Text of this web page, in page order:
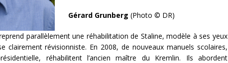
Gérard Grunberg (Photo © DR)
parallèlement une réhabilitation de Staline, modèle à ses yeux
clairement révisionniste. En 2008, de nouveaux manuels scolaires,
réhabilitent l’ancien maître du Kremlin. Ils abordent